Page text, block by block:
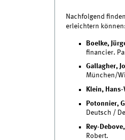
Nachfolgend
erleichtern können:
Boelke,
financier.
Gallagher,
München/
Klein,
Potonnier,
Deutsch /
Rey-
Robert.